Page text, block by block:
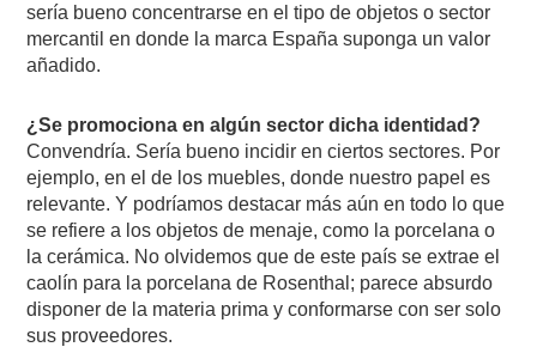
sería bueno concentrarse en el tipo de objetos o sector
mercantil en donde la marca España suponga un valor
añadido.
¿Se promociona en algún sector dicha identidad?
Convendría. Sería bueno incidir en ciertos sectores. Por
ejemplo, en el de los muebles, donde nuestro papel es
relevante. Y podríamos destacar más aún en todo lo que
se refiere a los objetos de menaje, como la porcelana o
la cerámica. No olvidemos que de este país se extrae el
caolín para la porcelana de Rosenthal; parece absurdo
disponer de la materia prima y conformarse con ser solo
sus proveedores.